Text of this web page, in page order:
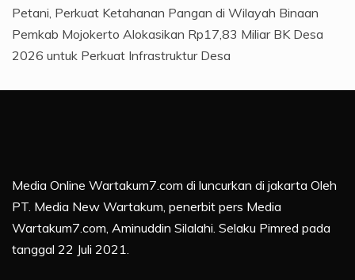
Petani, Perkuat Ketahanan Pangan di Wilayah Binaan
Pemkab Mojokerto Alokasikan Rp17,83 Miliar BK Desa
2026 untuk Perkuat Infrastruktur Desa
Media Online Wartakum7.com di luncurkan di jakarta Oleh
PT. Media New Wartakum, penerbit pers Media
Wartakum7.com, Aminuddin Silalahi. Selaku Pimred pada
tanggal 22 Juli 2021.